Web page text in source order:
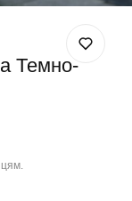
Темно-